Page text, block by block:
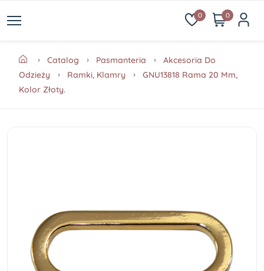
0 0
Catalog Pasmanteria
Akcesoria Do
Odzieży
Ramki, Klamry
GNU13818 Rama 20 Mm,
Kolor Złoty.